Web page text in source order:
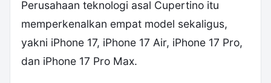
Perusahaan teknologi asal Cupertino itu
memperkenalkan empat model sekaligus,
yakni iPhone 17, iPhone 17 Air, iPhone 17 Pro,
dan iPhone 17 Pro Max.